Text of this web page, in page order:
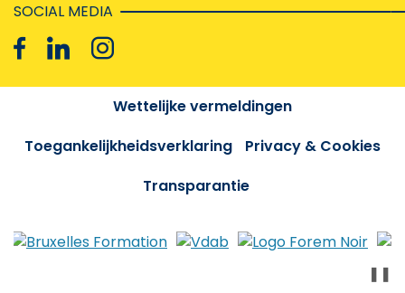
SOCIAL MEDIA
Wettelijke vermeldingen
Toegankelijkheidsverklaring
Privacy & Cookies
Transparantie
❚❚